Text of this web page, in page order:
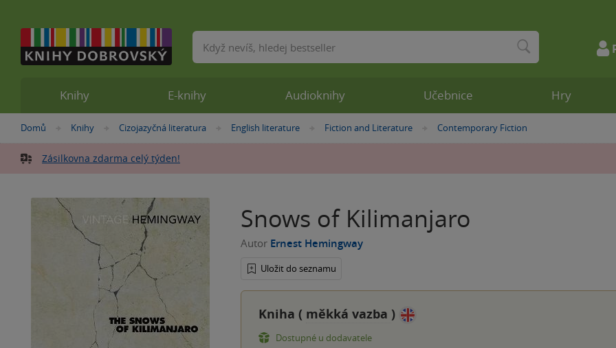
Nacházíte
zde:
Domů »
Knihy »
Cizojazyčná literatura »
English literature »Fiction and Literature »
Contemporary Fiction
Zásilkovna zdarma celý týden!
Snows of Kilimanjaro
Autor Ernest Hemingway
Uložit do seznamu
Kniha ( měkká vazba )
Dostupné u dodavatele
Knihy E-knihy Audioknihy Učebnice Hry
Vyhledávání